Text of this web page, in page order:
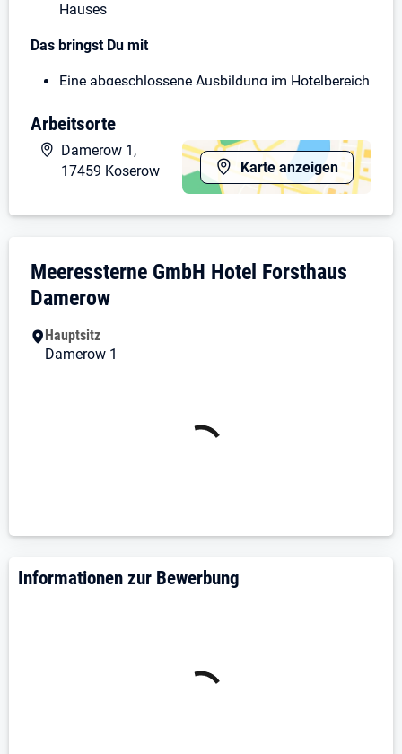
Hauses
Das bringst Du mit
Eine abgeschlossene Ausbildung im Hotelbereich
Freude am Umgang mit Menschen und
ausgeprägte Serviceorientierung
Motivation, Verantwortung zu übernehmen und
Dich beruflich weiterzuentwickeln
Kenntnisse der Hotelsoftware HotelProfi sind von
Vorteil, aber keine Voraussetzung
Das erwartet Dich
Ein sicherer Arbeitsplatz in einem etablierten und
Faire Vergütung und attraktive Mitarbeitervorteile
bei Deiner beruflichen Weiterentwicklung
Wohnung= 1. OG 76,88qm (3Zimmer + Balkon)
Arbeitsorte
Karte anzeigen
Damerow 1,
17459 Koserow
Unternehmensdarstellung: Meeressterne
Meeressterne GmbH Hotel Forsthaus
Damerow
Hauptsitz
Damerow 1
Informationen zur Bewerbung